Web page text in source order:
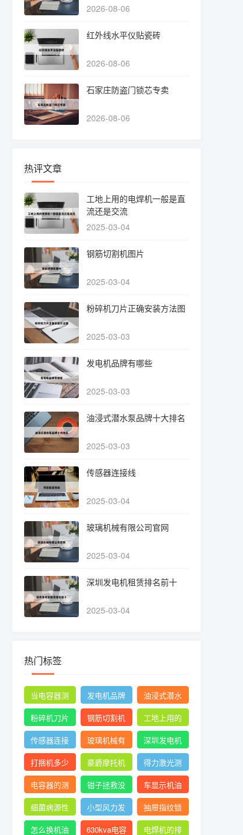
2026-08-06
红外线水平仪贴瓷砖
2026-08-06
石家庄防盗门锁芯专卖
2026-08-06
热评文章
工地上用的电焊机一般是直
流还是交流
2025-03-04
钢筋切割机图片
2025-03-04
粉碎机刀片正确安装方法图
2025-03-03
发电机品牌有哪些
2025-03-03
油浸式潜水泵品牌十大排名
2025-03-03
传感器连接线
2025-03-04
玻璃机械有限公司官网
2025-03-04
深圳发电机租赁排名前十
2025-03-04
热门标签
当电容器测
量时万用表
指针摆动后
停止不动
发电机品牌
有哪些
油浸式潜水
泵品牌十大
排名
粉碎机刀片
正确安装方
法图
钢筋切割机
图片
工地上用的
电焊机一般
是直流还是
交流
传感器连接
线
玻璃机械有
限公司官网
深圳发电机
租赁排名前
十
打捆机多少
钱一台视频
豪爵摩托机
油
得力激光测
距仪使用方
法
电容器的测
量及测量结
果怎么写
钳子拯救没
胃口抖音
车显示机油
壶的形状是
什么意思
细菌病源性
检测仪器是
小型风力发
电机设计与
抽屉指纹锁
怎么设置指
怎么换机油 630kva电容 电焊机的排